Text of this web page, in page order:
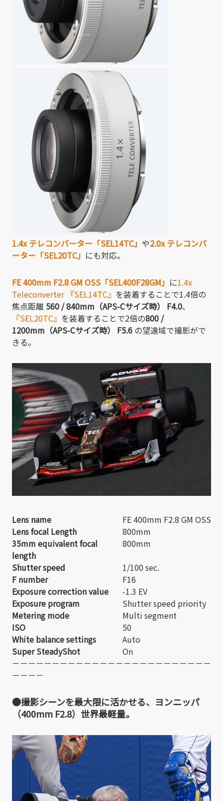
1.4x テレコンバーター「SEL14TC」 や2.0x テレコンバ
ーター「SEL20TC」 にも対応。
FE 400mm F2.8 GM OSS「SEL400F28GM」 に1.4x
Teleconverter 『SEL14TC』 を装着することで1.4倍の
焦点距離 560 / 840mm（APS-Cサイズ時） F4.0、
『SEL20TC』 を装着することで2倍の800 /
1200mm（APS-Cサイズ時） F5.6 の望遠域で撮影がで
きる。
Lens name
FE 400mm F2.8 GM OSS
Lens focal Length
800mm
35mm equivalent focal
length
800mm
Shutter speed
1/100 sec.
F number
F16
Exposure correction value
-1.3 EV
Exposure program
Shutter speed priority
Metering mode
Multi segment
ISO
50
White balance settings
Auto
Super SteadyShot
On
－－－－－－－－－－－－－－－－－－－－－－－－－
－－－－
●撮影シーンを最大限に活かせる、ヨンニッパ
（400mm F2.8）世界最軽量。